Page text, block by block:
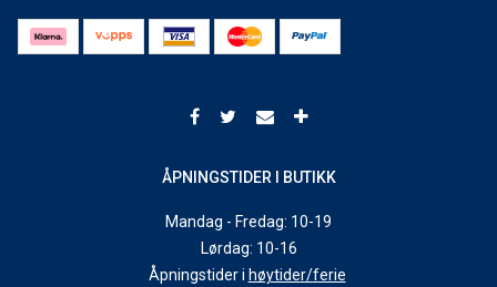
ÅPNINGSTIDER I BUTIKK
Mandag - Fredag: 10-19
Lørdag: 10-16
Åpningstider i høytider/ferie